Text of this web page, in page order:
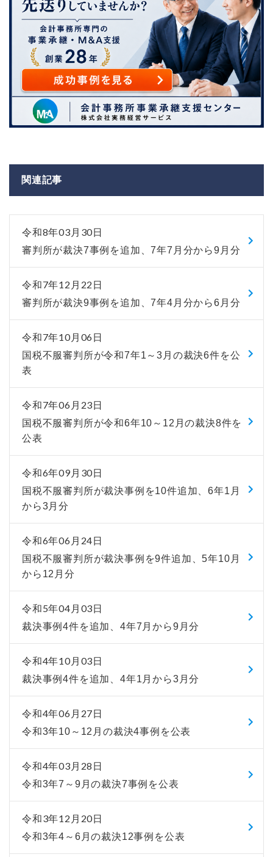
関連記事
令和8年03月30日
審判所が裁決7事例を追加、7年7月分から9月分
令和7年12月22日
審判所が裁決9事例を追加、7年4月分から6月分
令和7年10月06日
国税不服審判所が令和7年1～3月の裁決6件を公
表
令和7年06月23日
国税不服審判所が令和6年10～12月の裁決8件を
公表
令和6年09月30日
国税不服審判所が裁決事例を10件追加、6年1月
から3月分
令和6年06月24日
国税不服審判所が裁決事例を9件追加、5年10月
から12月分
令和5年04月03日
裁決事例4件を追加、4年7月から9月分
令和4年10月03日
裁決事例4件を追加、4年1月から3月分
令和4年06月27日
令和3年10～12月の裁決4事例を公表
令和4年03月28日
令和3年7～9月の裁決7事例を公表
令和3年12月20日
令和3年4～6月の裁決12事例を公表